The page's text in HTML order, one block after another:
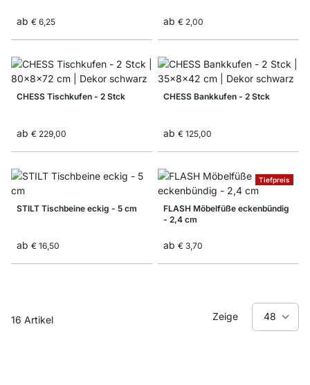
ab € 6,25 ab € 2,00
CHESS Tischkufen - 2 Stck
ab € 229,00
CHESS Bankkufen - 2 Stck
ab € 125,00
STILT Tischbeine eckig - 5 cm
ab € 16,50
Tiefpreis
FLASH Möbelfüße eckenbündig
- 2,4 cm
ab € 3,70
16 Artikel Zeige